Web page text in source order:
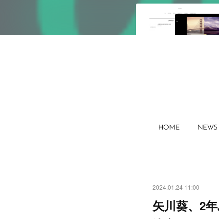
HOME NEWS
2024.01.24 11:00
矢川葵、2